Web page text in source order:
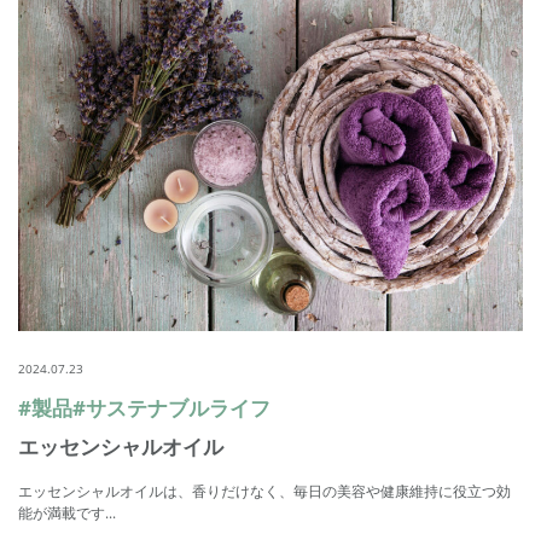
2024.07.23
#製品#サステナブルライフ
エッセンシャルオイル
エッセンシャルオイルは、香りだけなく、毎日の美容や健康維持に役立つ効
能が満載です...